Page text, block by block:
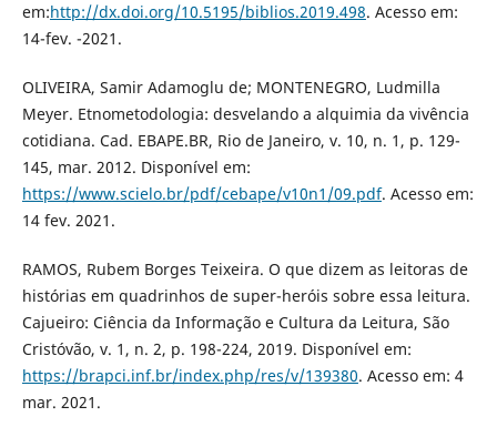
em:http://dx.doi.org/10.5195/biblios.2019.498. Acesso em:
14-fev. -2021.
OLIVEIRA, Samir Adamoglu de; MONTENEGRO, Ludmilla
Meyer. Etnometodologia: desvelando a alquimia da vivência
cotidiana. Cad. EBAPE.BR, Rio de Janeiro, v. 10, n. 1, p. 129-
145, mar. 2012. Disponível em:
https://www.scielo.br/pdf/cebape/v10n1/09.pdf. Acesso em:
14 fev. 2021.
RAMOS, Rubem Borges Teixeira. O que dizem as leitoras de
histórias em quadrinhos de super-heróis sobre essa leitura.
Cajueiro: Ciência da Informação e Cultura da Leitura, São
Cristóvão, v. 1, n. 2, p. 198-224, 2019. Disponível em:
https://brapci.inf.br/index.php/res/v/139380. Acesso em: 4
mar. 2021.